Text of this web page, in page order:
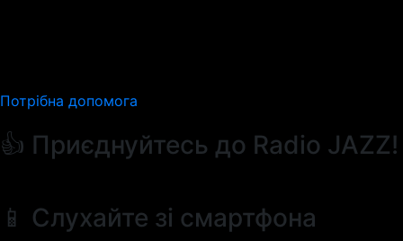
Потрібна допомога
👍 Приєднуйтесь до Radio JAZZ!
📱 Слухайте зі смартфона